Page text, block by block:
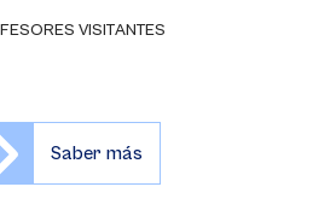
VISITANTES
Saber más